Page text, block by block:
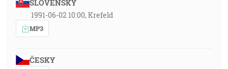
SLOVENSKY
1991-06-02 10:00, Krefeld
MP3
ČESKY